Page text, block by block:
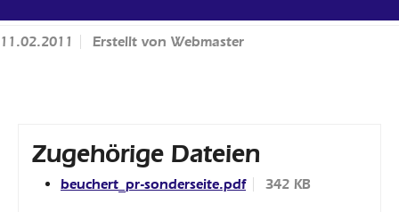
11.02.2011 Erstellt von Webmaster
Zugehörige Dateien
beuchert_pr-sonderseite.pdf 342 KB